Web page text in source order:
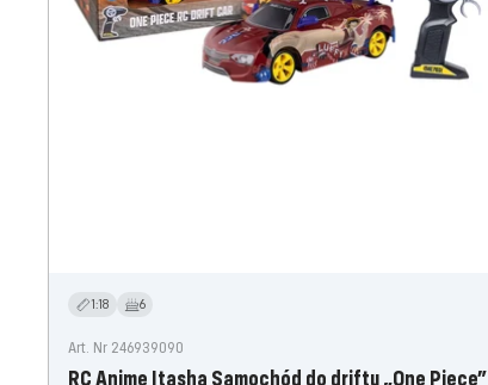
1:18 6
Art. Nr 246939090
RC Anime Itasha Samochód do driftu „One Piece”